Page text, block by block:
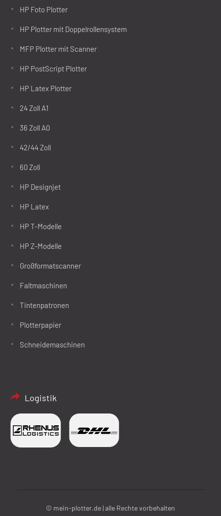
HP Foto Plotter
HP Plotter mit Doppelrollensystem
MFP Plotter mit Scanner
HP PostScript Plotter
HP Latex Plotter
24 Zoll A1
36 Zoll A0
42/44 Zoll
60 Zoll
HP Designjet
HP Latex
HP T-Modelle
HP Z-Modelle
Großformatscanner
Faltmaschinen
Tintenpatronen
Plotterpapier
Schneidemaschinen
Logistik
© mein-plotter.de | alle Rechte vorbehalten